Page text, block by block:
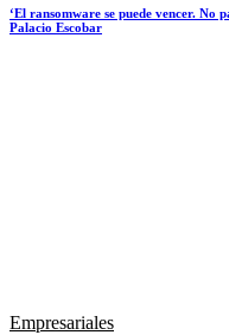
‘El ransomware se puede vencer. No
Palacio Escobar
Empresariales